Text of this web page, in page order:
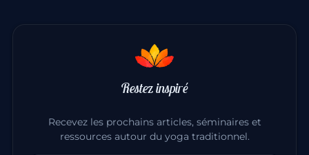
Restez inspiré
Recevez les prochains articles, séminaires et
ressources autour du yoga traditionnel.